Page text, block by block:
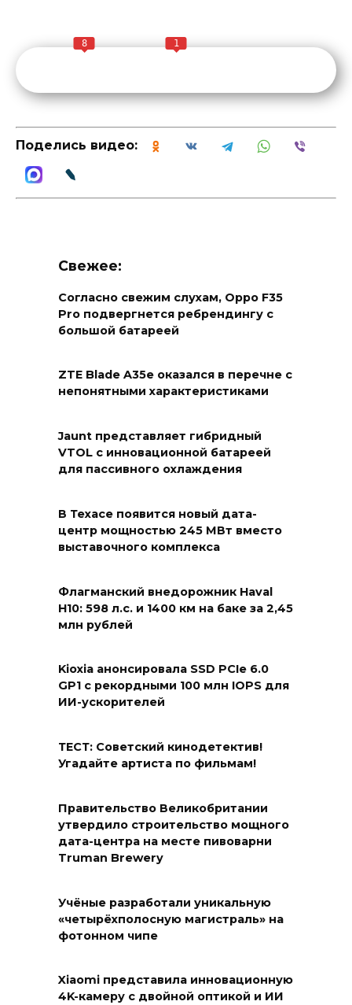
8 1
Поделись видео:
Свежее:
Согласно свежим слухам, Oppo F35
Pro подвергнется ребрендингу с
большой батареей
ZTE Blade A35e оказался в перечне с
непонятными характеристиками
Jaunt представляет гибридный
VTOL с инновационной батареей
для пассивного охлаждения
В Техасе появится новый дата-
центр мощностью 245 МВт вместо
выставочного комплекса
Флагманский внедорожник Haval
H10: 598 л.с. и 1400 км на баке за 2,45
млн рублей
Kioxia анонсировала SSD PCIe 6.0
GP1 с рекордными 100 млн IOPS для
ИИ-ускорителей
ТЕСТ: Советский кинодетектив!
Угадайте артиста по фильмам!
Правительство Великобритании
утвердило строительство мощного
дата-центра на месте пивоварни
Truman Brewery
Учёные разработали уникальную
«четырёхполосную магистраль» на
фотонном чипе
Xiaomi представила инновационную
4K-камеру с двойной оптикой и ИИ